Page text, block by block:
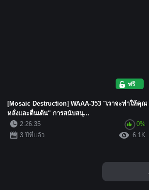
ฟรี
[Mosaic Destruction] WAAA-353 "เราจะทำให้คุณ
หลั่งและตื่นเต้น" การสนับสนุ...
2:26:35
0%
3 ปีที่แล้ว
6.1K